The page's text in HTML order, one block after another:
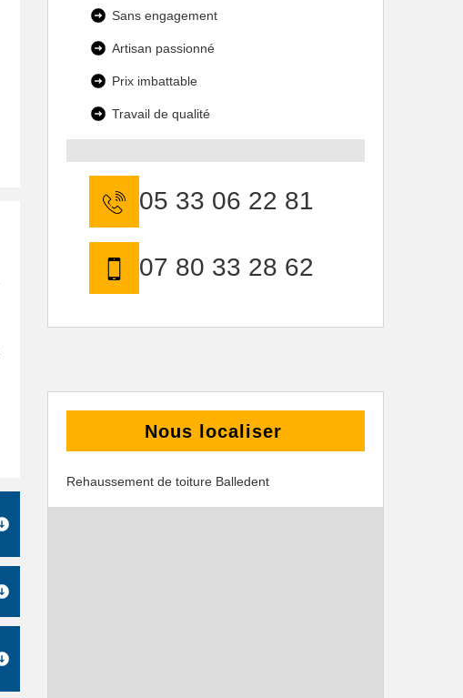
Sans engagement
Artisan passionné
Prix imbattable
Travail de qualité
05 33 06 22 81
07 80 33 28 62
Nous localiser
Rehaussement de toiture Balledent